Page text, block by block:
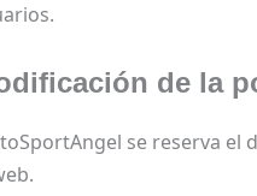
de la
se reserva el